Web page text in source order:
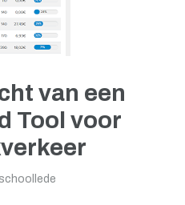
van een
Tool voor